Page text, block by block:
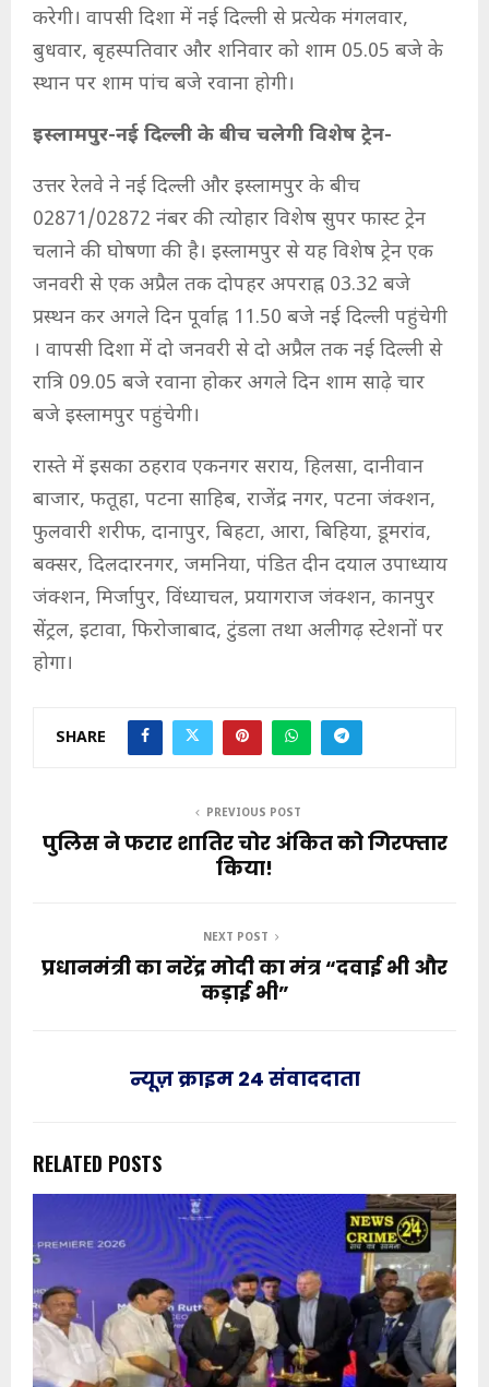
करेगी। वापसी दिशा में नई दिल्ली से प्रत्येक मंगलवार,
बुधवार, बृहस्पतिवार और शनिवार को शाम 05.05 बजे के
स्थान पर शाम पांच बजे रवाना होगी।
इस्लामपुर-नई दिल्ली के बीच चलेगी विशेष ट्रेन-
उत्तर रेलवे ने नई दिल्ली और इस्लामपुर के बीच
02871/02872 नंबर की त्योहार विशेष सुपर फास्ट ट्रेन
चलाने की घोषणा की है। इस्लामपुर से यह विशेष ट्रेन एक
जनवरी से एक अप्रैल तक दोपहर अपराह्न 03.32 बजे
प्रस्थन कर अगले दिन पूर्वाह्न 11.50 बजे नई दिल्ली पहुंचेगी
। वापसी दिशा में दो जनवरी से दो अप्रैल तक नई दिल्ली से
रात्रि 09.05 बजे रवाना होकर अगले दिन शाम साढ़े चार
बजे इस्लामपुर पहुंचेगी।
रास्ते में इसका ठहराव एकनगर सराय, हिलसा, दानीवान
बाजार, फतूहा, पटना साहिब, राजेंद्र नगर, पटना जंक्शन,
फुलवारी शरीफ, दानापुर, बिहटा, आरा, बिहिया, डूमरांव,
बक्सर, दिलदारनगर, जमनिया, पंडित दीन दयाल उपाध्याय
जंक्शन, मिर्जापुर, विंध्याचल, प्रयागराज जंक्शन, कानपुर
सेंट्रल, इटावा, फिरोजाबाद, टुंडला तथा अलीगढ़ स्टेशनों पर
होगा।
SHARE
PREVIOUS POST
पुलिस ने फरार शातिर चोर अंकित को गिरफ्तार
किया!
NEXT POST
प्रधानमंत्री का नरेंद्र मोदी का मंत्र “दवाई भी और
कड़ाई भी”
न्यूज़ क्राइम 24 संवाददाता
RELATED POSTS